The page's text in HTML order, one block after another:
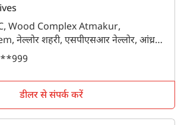
Wood Complex Atmakur,
नेल्लोर शहरी, एसपीएसआर नेल्लोर, आंध्र
डीलर से संपर्क करें